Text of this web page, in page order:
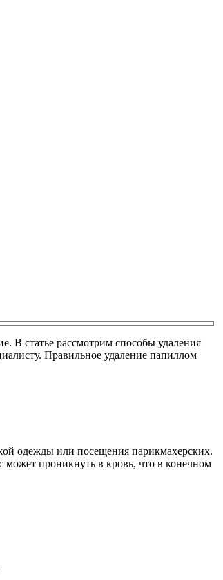
В статье рассмотрим способы удаления
Правильное удаление папиллом
одежды или посещения парикмахерских.
проникнуть в кровь, что в конечном